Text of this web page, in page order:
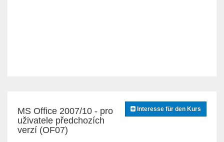
Interesse für den Kurs
MS Office 2007/10 - pro
uživatele předchozích
verzí (OF07)